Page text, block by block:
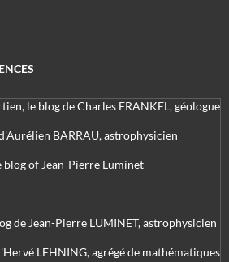
le blog de Charles FRANKEL, géologue
BARRAU, astrophysicien
blog of Jean-Pierre Luminet
de Jean-Pierre LUMINET, astrophysicien
LEHNING, agrégé de mathématiques